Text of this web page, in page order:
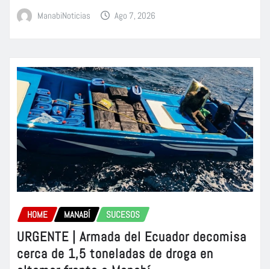
ManabiNoticias Ago 7, 2026
HOME MANABÍ SUCESOS
URGENTE | Armada del Ecuador decomisa
cerca de 1,5 toneladas de droga en